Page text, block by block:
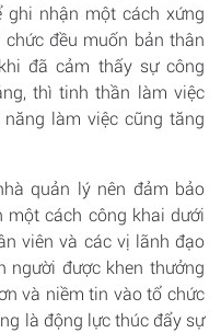
nhận một cách xứng
đều muốn bản thân
đã cảm thấy sự công
thì tinh thần làm việc
làm việc cũng tăng
quản lý nên đảm bảo
một cách công khai dưới
viên và các vị lãnh đạo
người được khen thưởng
và niềm tin vào tổ chức
là động lực thúc đẩy sự